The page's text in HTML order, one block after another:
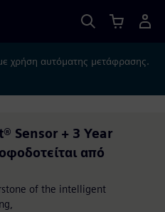
χρήση αυτόματης μετάφρασης.
Sensor + 3 Year
από
of the intelligent